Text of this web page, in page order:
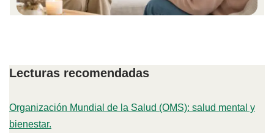
Lecturas recomendadas
Organización Mundial de la Salud (OMS): salud mental y
bienestar.